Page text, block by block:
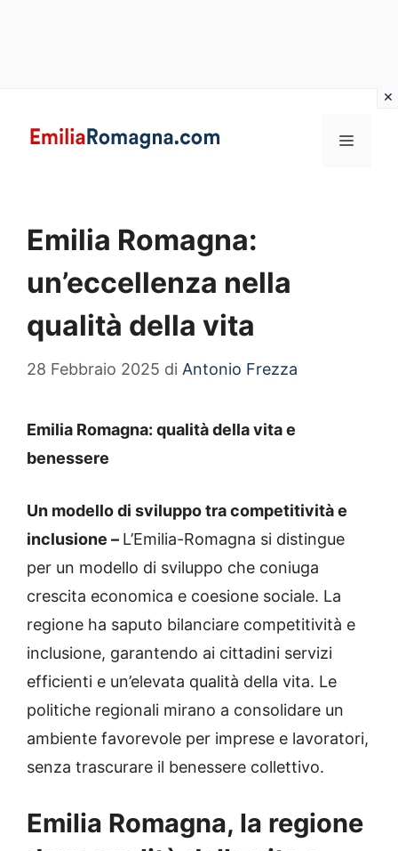
MENU
Emilia Romagna:
un’eccellenza nella
qualità della vita
28 Febbraio 2025 di Antonio Frezza
Emilia Romagna: qualità della vita e
benessere
Un modello di sviluppo tra competitività e
inclusione – L’Emilia-Romagna si distingue
per un modello di sviluppo che coniuga
crescita economica e coesione sociale. La
regione ha saputo bilanciare competitività e
inclusione, garantendo ai cittadini servizi
efficienti e un’elevata qualità della vita. Le
politiche regionali mirano a consolidare un
ambiente favorevole per imprese e lavoratori,
senza trascurare il benessere collettivo.
Emilia Romagna, la regione